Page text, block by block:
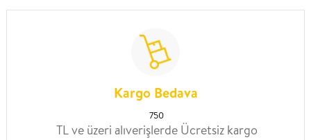
Kargo Bedava
750
TL ve üzeri alıverişlerde Ücretsiz kargo